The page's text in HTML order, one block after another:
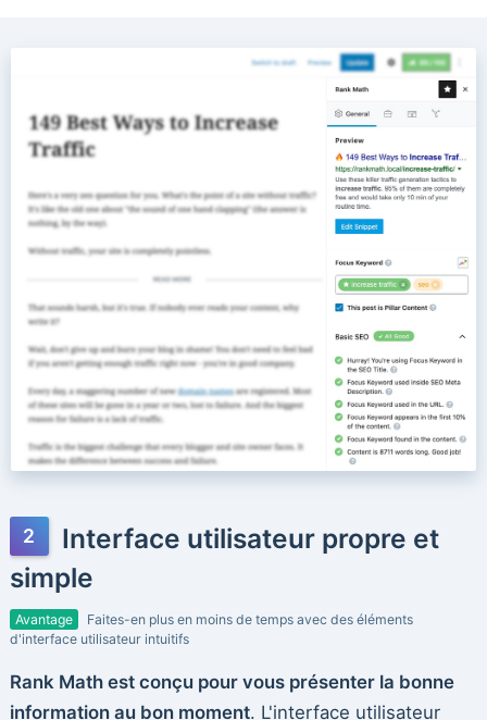
Interface utilisateur propre et
simple
Avantage
Faites-en plus en moins de temps avec des éléments
d'interface utilisateur intuitifs
Rank Math est conçu pour vous présenter la bonne
information au bon moment. L'interface utilisateur